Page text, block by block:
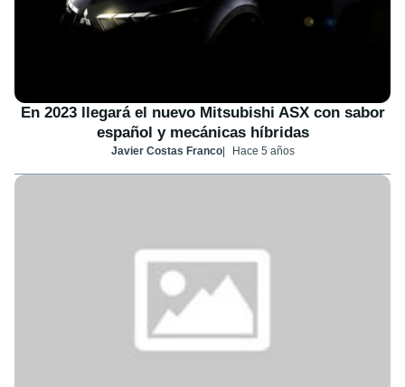
En 2023 llegará el nuevo Mitsubishi ASX con sabor
español y mecánicas híbridas
Javier Costas Franco Hace 5 años